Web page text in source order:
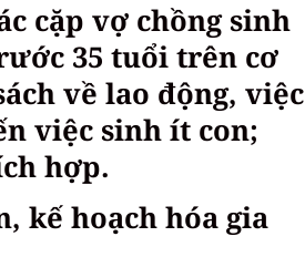
cặp vợ chồng sinh
35 tuổi trên cơ
về lao động, việc
việc sinh ít con;
hợp.
kế hoạch hóa gia